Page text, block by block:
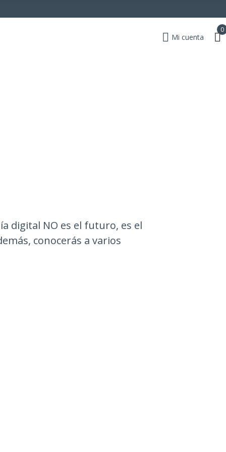
Mi cuenta
0
digital NO es el futuro, es el
conocerás a varios